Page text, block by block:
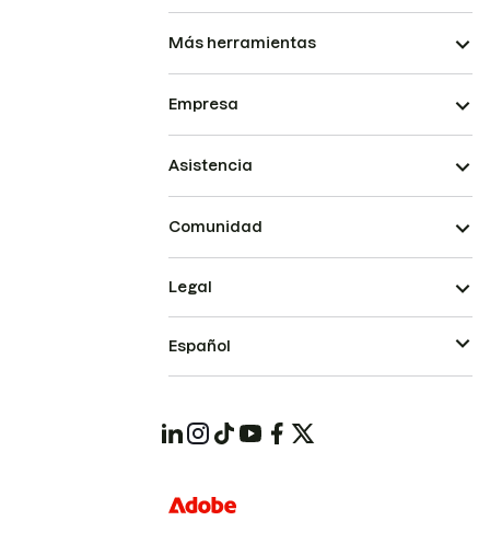
Más herramientas
Empresa
Asistencia
Comunidad
Legal
Español